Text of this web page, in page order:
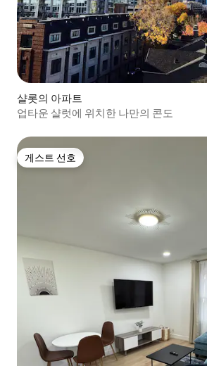
샬롯의 아파트
업타운 샬럿에 위치한 나만의 콘도
게스트 선호
게스트 선호